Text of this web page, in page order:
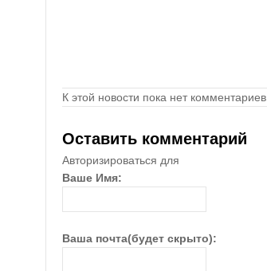
К этой новости пока нет комментариев.
Оставить комментарий
Авторизироваться для
Ваше Имя:
Ваша почта(будет скрыто):